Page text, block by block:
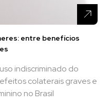
entre benefícios
indiscriminado do
colaterais graves e
no Brasil​